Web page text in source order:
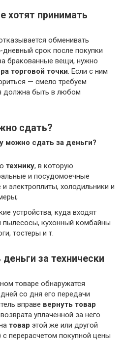
хотят принимать
обменивать
дневный срок после покупки
бракованные вещи, нужно
торговой точки. Если с ним
— смело требуем
должна быть в любом
сдать?
можно сдать за деньги?
технику, в которую
и посудомоечные
электроплиты, холодильники и
устройства, куда входят
пылесосы, кухонный комбайны
тостеры и т.
за технически
товаре обнаружатся
со дня его передачи
вправе вернуть товар
уплаченной за него
товар этой же или другой
с перерасчетом покупной цены